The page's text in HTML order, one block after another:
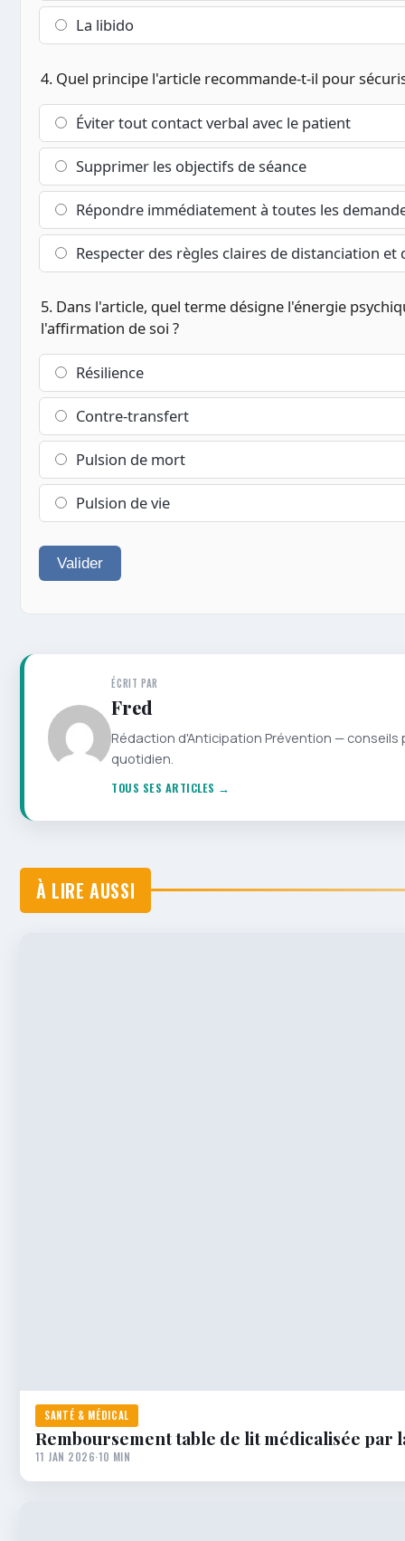
La libido
4. Quel principe l'article recommande-t-il pour
Éviter tout contact verbal avec le patient
Supprimer les objectifs de séance
Répondre immédiatement à toutes les
Respecter des règles claires de distanciation et
5. Dans l'article, quel terme désigne l'énergie
l'affirmation de soi ?
Résilience
Contre-transfert
Pulsion de mort
Pulsion de vie
Valider
ÉCRIT PAR
Fred
Rédaction d'Anticipation Prévention —
quotidien.
TOUS SES ARTICLES →
À LIRE AUSSI
SANTÉ & MÉDICAL
Remboursement table de lit médicalisée par
11 JAN 2026·10 MIN